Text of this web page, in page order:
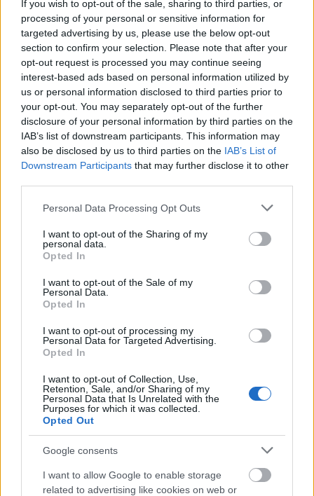
If you wish to opt-out of the sale, sharing to third parties, or
processing of your personal or sensitive information for
targeted advertising by us, please use the below opt-out
section to confirm your selection. Please note that after your
opt-out request is processed you may continue seeing
interest-based ads based on personal information utilized by
us or personal information disclosed to third parties prior to
your opt-out. You may separately opt-out of the further
disclosure of your personal information by third parties on the
IAB’s list of downstream participants. This information may
also be disclosed by us to third parties on the IAB’s List of
Downstream Participants that may further disclose it to other
Please note that this website/app uses one or more Google
not limited to your visit or usage behaviour. You may click to
grant or deny consent to Google and its third-party tags to
use your data for below specified purposes in below Google
consent section.
Personal Data Processing Opt Outs
I want to opt-out of the Sharing of my
personal data.
Opted In
I want to opt-out of the Sale of my
Personal Data.
Opted In
I want to opt-out of processing my
Personal Data for Targeted Advertising.
Opted In
I want to opt-out of Collection, Use,
Retention, Sale, and/or Sharing of my
Personal Data that Is Unrelated with the
Purposes for which it was collected.
Opted Out
Google consents
I want to allow Google to enable storage
related to advertising like cookies on web or
hozzátette, már akkor 20 százalékkal
megugrott a látogatók száma, amikor tavaly
ősszel Vilmos herceg a légi támaszpontra
költözött, és további turistákra számítanak
az esküvő után.
A szigetlakók ugyanakkor nem szeretnének
ártani a fiatal párnak. "Ajándéknak tekintjük,
hogy a herceg a szigetre jön, amit azzal
hálálunk meg neki, hogy tiszteletben tartjuk
a legjobban, hiszen jól emlékszik még, hogy
édesanyja, Diana hercegnő életét házassága
előtt, alatt és után is a bulvármédia kiemelt
figyelme kísérte.
Vilmos herceg és Kate Middleton április 29-
én, a londoni Westminster székesegyházban
fogad örök hűséget egymásnak. A fiatalok a
skóciai St. Andrews egyetemen találkoztak
egymással, nyolc évvel ezelőtt. A pár tavaly
novemberben jelentette be az eljegyzést.
Forrás:Magyar Online
Anglia Lavór